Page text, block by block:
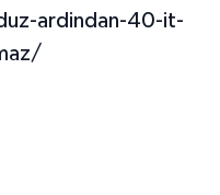
ardindan-40-it-